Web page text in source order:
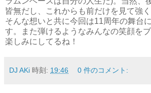
皆無だし、これからも前だけを見て強く
そんな想いと共に今回は11周年の舞台
す。また弾けるようなみんなの笑顔を
楽しみにしてるね！
DJ AKi 時刻: 19:46 0 件のコメント: